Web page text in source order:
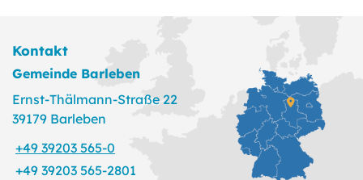
Kontakt
Gemeinde Barleben
Ernst-Thälmann-Straße 22
39179 Barleben
+49 39203 565-0
+49 39203 565-2801